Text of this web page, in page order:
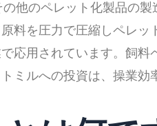
他のペレット化製品の
料を圧力で圧縮しペレッ
応用されています。飼料
ミルへの投資は、操業効